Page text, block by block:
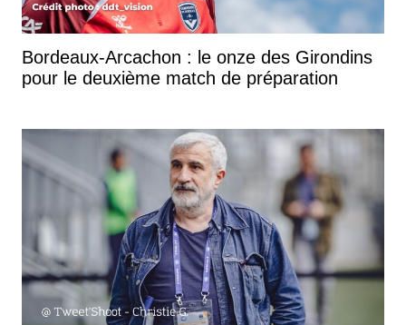
Bordeaux-Arcachon : le onze des Girondins
pour le deuxième match de préparation